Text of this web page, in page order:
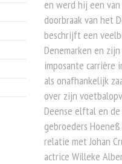
en werd hij een
doorbraak van het
beschrijft een
Denemarken en
imposante carrière
als onafhankelijk
over zijn
Deense elftal en
gebroeders
relatie met Johan
actrice Willeke